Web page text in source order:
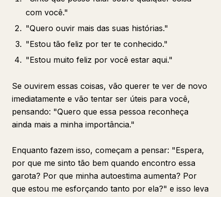
com você."
"Quero ouvir mais das suas histórias."
"Estou tão feliz por ter te conhecido."
"Estou muito feliz por você estar aqui."
Se ouvirem essas coisas, vão querer te ver de novo
imediatamente e vão tentar ser úteis para você,
pensando: "Quero que essa pessoa reconheça
ainda mais a minha importância."
Enquanto fazem isso, começam a pensar: "Espera,
por que me sinto tão bem quando encontro essa
garota? Por que minha autoestima aumenta? Por
que estou me esforçando tanto por ela?" e isso leva